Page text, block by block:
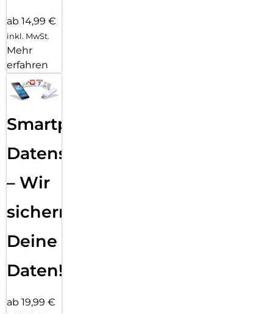
ab 14,99 €
inkl. MwSt.
Mehr
erfahren
Smartphone
Datensicherung
– Wir
sichern
Deine
Daten!
ab 19,99 €